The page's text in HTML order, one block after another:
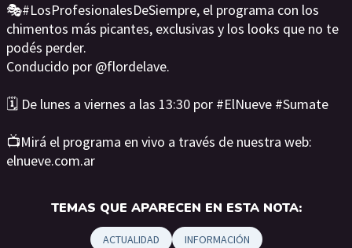
🎭#LosProfesionalesDeSiempre, el programa con los
chimentos más picantes, exclusivas y los looks que no te
podés perder.
Conducido por @flordelave.
🗓️ De lunes a viernes a las 13:30 por #ElNueve #Sumate
📺Mirá el programa en vivo a través de nuestra web:
elnueve.com.ar
TEMAS QUE APARECEN EN ESTA NOTA:
ACTUALIDAD INFORMACIÓN